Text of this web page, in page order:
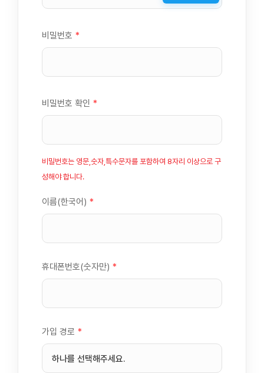
비밀번호 *
비밀번호 확인 *
비밀번호는 영문,숫자,특수문자를 포함하여 8자리 이상으로 구
성해야 합니다.
이름(한국어) *
휴대폰번호(숫자만) *
가입 경로 *